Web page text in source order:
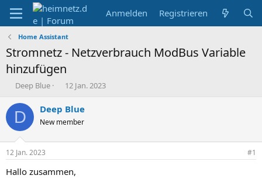
Anmelden Registrieren
Home Assistant
Stromnetz - Netzverbrauch ModBus Variable
hinzufügen
E
s
e
r
Deep Blue
E
s
e
t
a
12 Jan. 2023
D Deep Blue
New member
12 Jan. 2023 #1
Hallo zusammen,